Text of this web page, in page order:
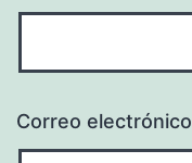
Correo electrónico